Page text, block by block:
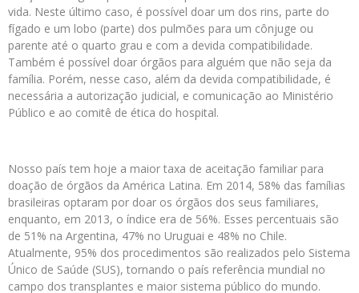
vida. Neste último caso, é possível doar um dos rins, parte do
fígado e um lobo (parte) dos pulmões para um cônjuge ou
parente até o quarto grau e com a devida compatibilidade.
Também é possível doar órgãos para alguém que não seja da
família. Porém, nesse caso, além da devida compatibilidade, é
necessária a autorização judicial, e comunicação ao Ministério
Público e ao comitê de ética do hospital.
Nosso país tem hoje a maior taxa de aceitação familiar para
doação de órgãos da América Latina. Em 2014, 58% das famílias
brasileiras optaram por doar os órgãos dos seus familiares,
enquanto, em 2013, o índice era de 56%. Esses percentuais são
de 51% na Argentina, 47% no Uruguai e 48% no Chile.
Atualmente, 95% dos procedimentos são realizados pelo Sistema
Único de Saúde (SUS), tornando o país referência mundial no
campo dos transplantes e maior sistema público do mundo.